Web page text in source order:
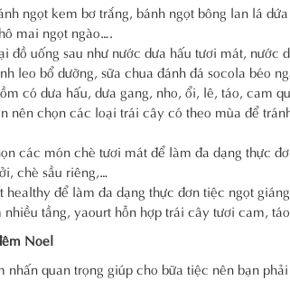
ngọt kem bơ trắng, bánh ngọt bông lan lá
mai ngọt ngào….
uống sau như nước dưa hấu tươi mát, nước
leo bổ dưỡng, sữa chua đánh đá socola béo
có dưa hấu, dưa gang, nho, ổi, lê, táo, cam
chọn các loại trái cây có theo mùa để
các món chè tươi mát để làm đa dạng thực
chè sầu riêng,…
để làm đa dạng thực đơn tiệc ngọt
tầng, yaourt hỗn hợp trái cây tươi cam,
Noel
quan trọng giúp cho bữa tiệc nên bạn